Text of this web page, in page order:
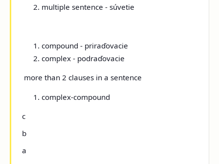
multiple sentence - súvetie
compound - priraďovacie
complex - podraďovacie
more than 2 clauses in a sentence
complex-compound
c
b
a